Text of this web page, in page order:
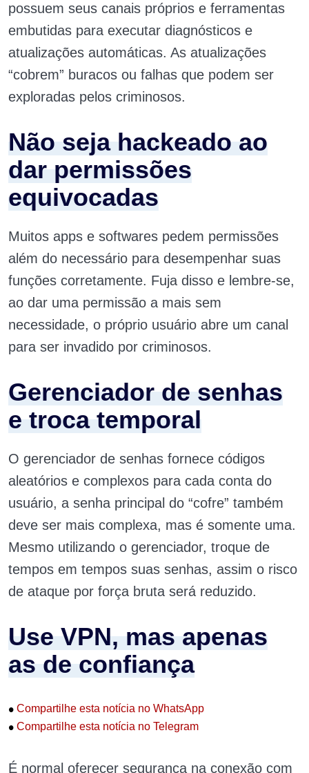
possuem seus canais próprios e ferramentas
embutidas para executar diagnósticos e
atualizações automáticas. As atualizações
“cobrem” buracos ou falhas que podem ser
exploradas pelos criminosos.
Não seja hackeado ao
dar permissões
equivocadas
Muitos apps e softwares pedem permissões
além do necessário para desempenhar suas
funções corretamente. Fuja disso e lembre-se,
ao dar uma permissão a mais sem
necessidade, o próprio usuário abre um canal
para ser invadido por criminosos.
Gerenciador de senhas
e troca temporal
O gerenciador de senhas fornece códigos
aleatórios e complexos para cada conta do
usuário, a senha principal do “cofre” também
deve ser mais complexa, mas é somente uma.
Mesmo utilizando o gerenciador, troque de
tempos em tempos suas senhas, assim o risco
de ataque por força bruta será reduzido.
Use VPN, mas apenas
as de confiança
• Compartilhe esta notícia no WhatsApp
• Compartilhe esta notícia no Telegram
É normal oferecer segurança na conexão com